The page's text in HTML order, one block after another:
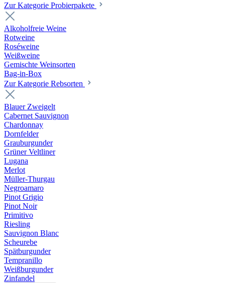
Zur Kategorie Probierpakete
Alkoholfreie Weine
Rotweine
Roséweine
Weißweine
Gemischte Weinsorten
Bag-in-Box
Zur Kategorie Rebsorten
Blauer Zweigelt
Cabernet Sauvignon
Chardonnay
Dornfelder
Grauburgunder
Grüner Veltliner
Lugana
Merlot
Müller-Thurgau
Negroamaro
Pinot Grigio
Pinot Noir
Primitivo
Riesling
Sauvignon Blanc
Scheurebe
Spätburgunder
Tempranillo
Weißburgunder
Zinfandel